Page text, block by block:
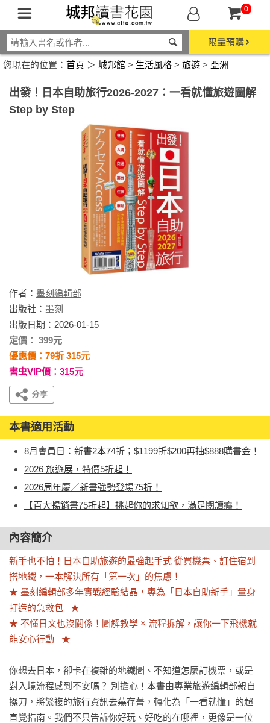
0
限量預購
您現在的位置： 首頁 ＞ 城邦館 > 生活風格 > 旅遊 > 亞洲
出發！日本自助旅行2026-2027：一看就懂旅遊圖解
Step by Step
作者： 墨刻編輯部
出版社： 墨刻
出版日期：2026-01-15
定價： 399元
優惠價：79折 315元
書虫VIP價：315元
本書適用活動
8月會員日：新書2本74折；$1199折$200再抽$888購書金！
2026 旅遊展，特價5折起！
2026周年慶／新書強勢登場75折！
【百大暢銷書75折起】挑起你的求知欲，滿足閱讀癮！
內容簡介
新手也不怕！日本自助旅遊的最強起手式 從買機票、訂住宿到
搭地鐵，一本解決所有「第一次」的焦慮！
★ 墨刻編輯部多年實戰經驗結晶，專為「日本自助新手」量身
打造的急救包   ★
★ 不懂日文也沒關係！圖解教學 × 流程拆解，讓你一下飛機就
能安心行動   ★
你想去日本，卻卡在複雜的地鐵圖、不知道怎麼訂機票，或是
對入境流程感到不安嗎？ 別擔心！本書由專業旅遊編輯部親自
操刀，將繁複的旅行資訊去蕪存菁，轉化為「一看就懂」的超
直覺指南。我們不只告訴你好玩、好吃的在哪裡，更像是一位